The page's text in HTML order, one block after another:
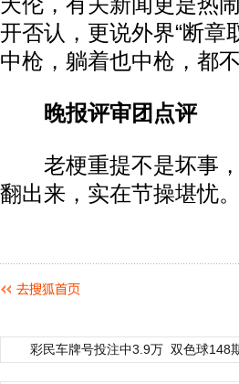
开否认，更说外界“断章
中枪，躺着也中枪，都
晚报评审团点评
老梗重提不是坏事，
翻出来，实在节操堪忧。
彩民车牌号投注中3.9万 双色球148